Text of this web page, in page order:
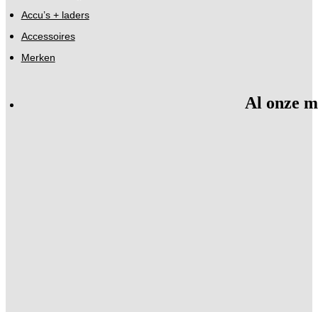
Accu’s + laders
Accessoires
Merken
Al onze